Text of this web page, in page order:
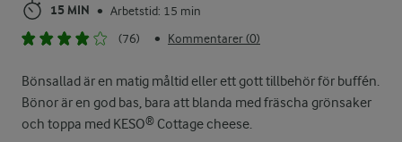
15 MIN • Arbetstid: 15 min
(76)
• Kommentarer (0)
Bönsallad är en matig måltid eller ett gott tillbehör för buffén.
Bönor är en god bas, bara att blanda med fräscha grönsaker
och toppa med KESO® Cottage cheese.